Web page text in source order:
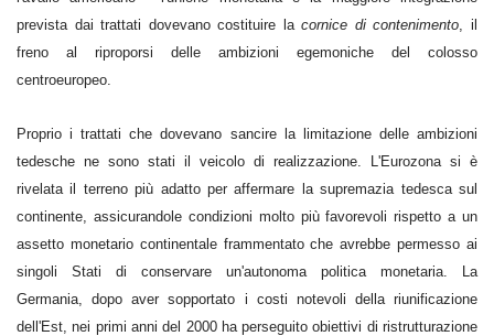
prevista dai trattati dovevano costituire lacornice di contenimento , il
freno al riproporsi delle ambizioni egemoniche del colosso
centroeuropeo.
Proprio i trattati che dovevano sancire la limitazione delle ambizioni
tedesche ne sono stati il veicolo di realizzazione. L'Eurozona si è
rivelata il terreno più adatto per affermare la supremazia tedesca sul
continente, assicurandole condizioni molto più favorevoli rispetto a un
assetto monetario continentale frammentato che avrebbe permesso ai
singoli Stati di conservare un'autonoma politica monetaria. La
Germania, dopo aver sopportato i costi notevoli della riunificazione
dell'Est, nei primi anni del 2000 ha perseguito obiettivi di ristrutturazione